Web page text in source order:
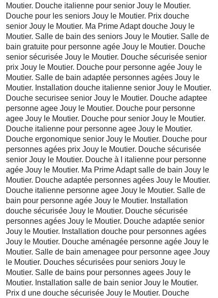
Moutier. Douche italienne pour senior Jouy le Moutier.
Douche pour les seniors Jouy le Moutier. Prix douche
senior Jouy le Moutier. Ma Prime Adapt douche Jouy le
Moutier. Salle de bain des seniors Jouy le Moutier. Salle de
bain gratuite pour personne agée Jouy le Moutier. Douche
senior sécurisée Jouy le Moutier. Douche sécurisée senior
prix Jouy le Moutier. Douche pour personne agée Jouy le
Moutier. Salle de bain adaptée personnes agées Jouy le
Moutier. Installation douche italienne senior Jouy le Moutier.
Douche securisee senior Jouy le Moutier. Douche adaptee
personne agee Jouy le Moutier. Douche pour personne
agee Jouy le Moutier. Douche pour senior Jouy le Moutier.
Douche italienne pour personne agee Jouy le Moutier.
Douche ergonomique senior Jouy le Moutier. Douche pour
personnes agées prix Jouy le Moutier. Douche sécurisée
senior Jouy le Moutier. Douche à l italienne pour personne
agée Jouy le Moutier. Ma Prime Adapt salle de bain Jouy le
Moutier. Douche adaptée personnes agées Jouy le Moutier.
Douche italienne personne agee Jouy le Moutier. Salle de
bain pour personne agée Jouy le Moutier. Installation
douche sécurisée Jouy le Moutier. Douche sécurisée
personnes agées Jouy le Moutier. Douche adaptée senior
Jouy le Moutier. Installation douche pour personnes agées
Jouy le Moutier. Douche aménagée personne agée Jouy le
Moutier. Salle de bain amenagee pour personne agee Jouy
le Moutier. Douches sécurisées pour seniors Jouy le
Moutier. Salle de bains pour personnes agees Jouy le
Moutier. Installation salle de bain senior Jouy le Moutier.
Prix d une douche sécurisée Jouy le Moutier. Douche